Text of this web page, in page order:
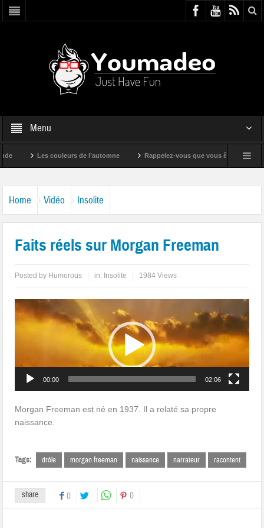
Menu
Les couleurs de l’automne Rappelez-vous que vous êtes super !
Home Vidéo Insolite
Faits réels sur Morgan Freeman
Posted by Humorous in: Insolite 1984 Views
Lecteur
vidéo
00:00 02:06
Morgan Freeman est né en 1937. Il a relaté sa propre
naissance.
Tags: drôle morgan freeman naissance narrateur racontent
share 0 0